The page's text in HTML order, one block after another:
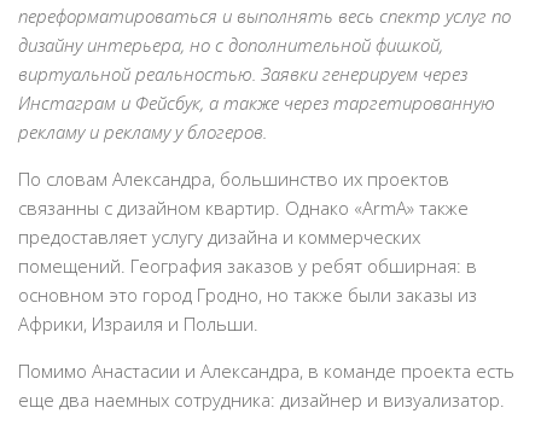
переформатироваться и выполнять весь спектр услуг по
дизайну интерьера, но с дополнительной фишкой,
виртуальной реальностью. Заявки генерируем через
Инстаграм и Фейсбук, а также через таргетированную
рекламу и рекламу у блогеров.
По словам Александра, большинство их проектов
связанны с дизайном квартир. Однако «ArmA» также
предоставляет услугу дизайна и коммерческих
помещений. География заказов у ребят обширная: в
основном это город Гродно, но также были заказы из
Африки, Израиля и Польши.
Помимо Анастасии и Александра, в команде проекта есть
еще два наемных сотрудника: дизайнер и визуализатор.